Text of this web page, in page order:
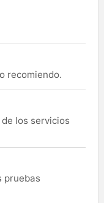
recomiendo.
los servicios
pruebas